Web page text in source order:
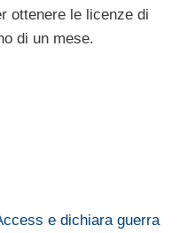
ottenere le licenze di
di un mese.
e dichiara guerra